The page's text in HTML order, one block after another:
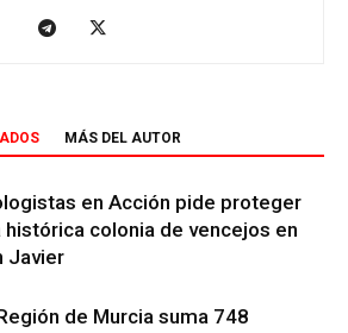
MÁS DEL AUTOR
en Acción pide proteger
histórica colonia de vencejos en
Javier
de Murcia suma 748